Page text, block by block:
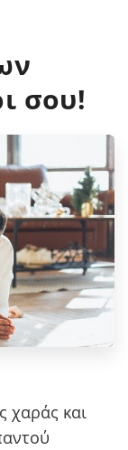
σου!
χαράς και